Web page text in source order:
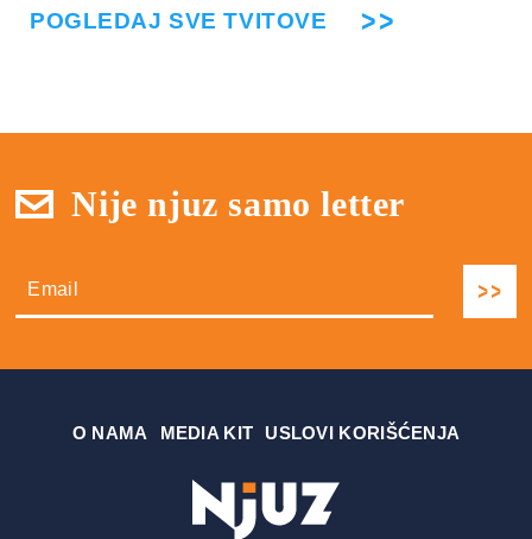
POGLEDAJ SVE TVITOVE
Nije njuz samo letter
О NAMA MEDIA KIT USLOVI KORIŠĆENJA